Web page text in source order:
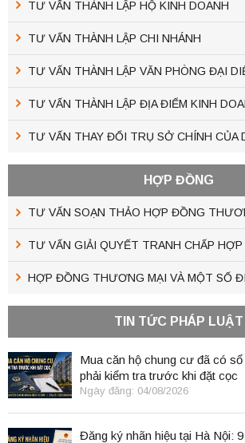
TƯ VẤN THÀNH LẬP HỘ KINH DOANH
TƯ VẤN THÀNH LẬP CHI NHÁNH
TƯ VẤN THÀNH LẬP VĂN PHÒNG ĐẠI
TƯ VẤN THÀNH LẬP ĐỊA ĐIỂM KINH
TƯ VẤN THAY ĐỔI TRỤ SỞ CHÍNH CỦA
HỢP ĐỒNG
TƯ VẤN SOẠN THẢO HỢP ĐỒNG
TƯ VẤN GIẢI QUYẾT TRANH CHẤP
HỢP ĐỒNG THƯƠNG MẠI VÀ MỘT SỐ
TIN TỨC PHÁP LUẬT
Mua căn hộ chung cư đã có sổ
phải kiểm tra trước khi đặt cọc
Ngày đăng: 04/08/2026
Đăng ký nhãn hiệu tại Hà Nội: